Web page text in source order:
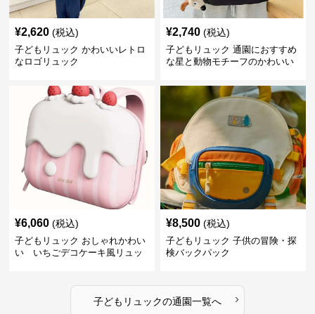
¥2,620 (税込)
子どもリュック かわいいレトロ
なロゴリュック
¥2,740 (税込)
子どもリュック 通園におすすめ
な星と動物モチーフのかわいい
¥6,060 (税込)
子どもリュック おしゃれかわい
い いちごデコケーキ風リュッ
¥8,500 (税込)
子どもリュック 子供の冒険・探
検バックパック
子どもリュックの通園一覧へ ›